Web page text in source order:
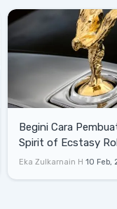
Begini Cara
Spirit of Ecstasy
Eka Zulkarnain H 10 Feb,